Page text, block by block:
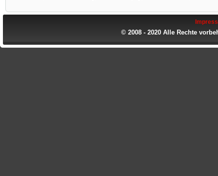
© 2008 - 2020 Alle Rechte